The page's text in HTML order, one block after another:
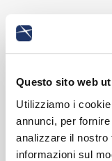
Questo sito web
Utilizziamo i
annunci, per
analizzare il nostro
informazioni sul